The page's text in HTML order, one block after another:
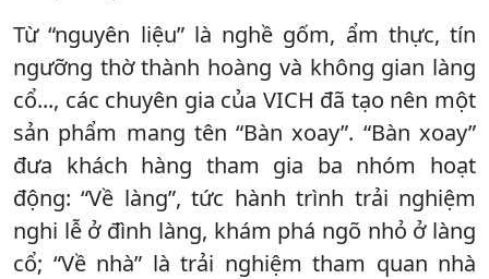
Từ “nguyên liệu” là nghề gốm, ẩm thực, tín
ngưỡng thờ thành hoàng và không gian làng
cổ..., các chuyên gia của VICH đã tạo nên một
sản phẩm mang tên “Bàn xoay”. “Bàn xoay”
đưa khách hàng tham gia ba nhóm hoạt
động: “Về làng”, tức hành trình trải nghiệm
nghi lễ ở đình làng, khám phá ngõ nhỏ ở làng
cổ; “Về nhà” là trải nghiệm tham quan nhà